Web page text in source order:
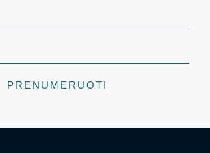
PRENUMERUOTI